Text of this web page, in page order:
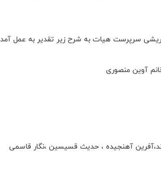
سرپرست هیات به شرح زیر تقدیر به عمل
آوین منصوری
آهنجیده ، حدیث قسیسین ،نگار قاسمی